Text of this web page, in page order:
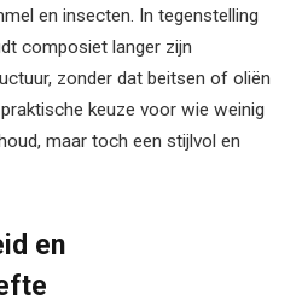
en insecten. In tegenstelling
composiet langer zijn
zonder dat beitsen of oliën
keuze voor wie weinig
maar toch een stijlvol en
en